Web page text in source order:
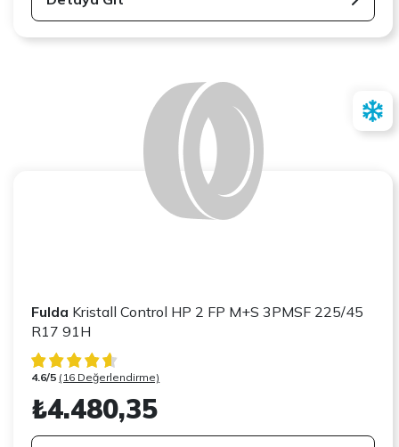
Fulda Kristall Control HP 2 FP M+S 3PMSF 225/45
R17 91H
4.6/5 (16 Değerlendirme)
₺4.480,35